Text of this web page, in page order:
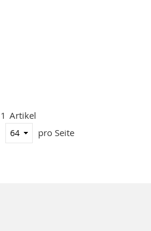
1 Artikel
pro Seite